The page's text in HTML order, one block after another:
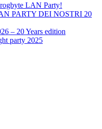
LAN Party!
PARTY DEI NOSTRI 20
– 20 Years edition
party 2025